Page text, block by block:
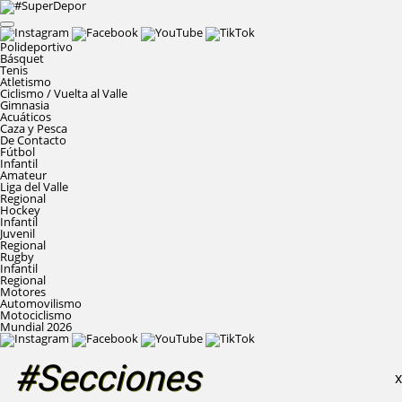
Polideportivo
Básquet
Tenis
Atletismo
Ciclismo / Vuelta al Valle
Gimnasia
Acuáticos
Caza y Pesca
De Contacto
Fútbol
Infantil
Amateur
Liga del Valle
Regional
Hockey
Infantil
Juvenil
Regional
Rugby
Infantil
Regional
Motores
Automovilismo
Motociclismo
Mundial 2026
#Secciones X